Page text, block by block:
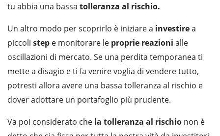
tu abbia una bassa tolleranza al rischio.
Un altro modo per scoprirlo è iniziare a investirea
piccoli step e monitorare le proprie reazioni alle
oscillazioni di mercato. Se una perdita temporanea ti
mette a disagio e ti fa venire voglia di vendere tutto,
potresti allora avere una bassa tolleranza al rischio e
dover adottare un portafoglio più prudente.
Va poi considerato che la tolleranza al rischio non è